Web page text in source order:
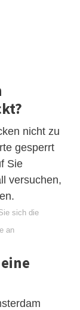
nicht zu
gesperrt
Sie
versuchen,
sich die
an